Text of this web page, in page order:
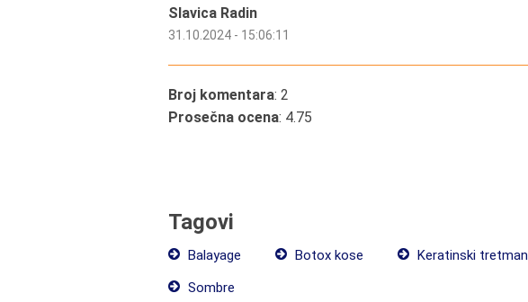
Slavica Radin
31.10.2024 - 15:06:11
Broj komentara: 2
Prosečna ocena: 4.75
Tagovi
Balayage Botox kose Keratinski tretman
Sombre